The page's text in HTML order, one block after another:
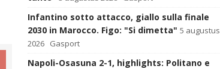
Infantino sotto attacco, giallo sulla finale
2030 in Marocco. Figo: "Si dimetta" 5 augustus
2026 Gasport
Napoli-Osasuna 2-1, highlights: Politano e